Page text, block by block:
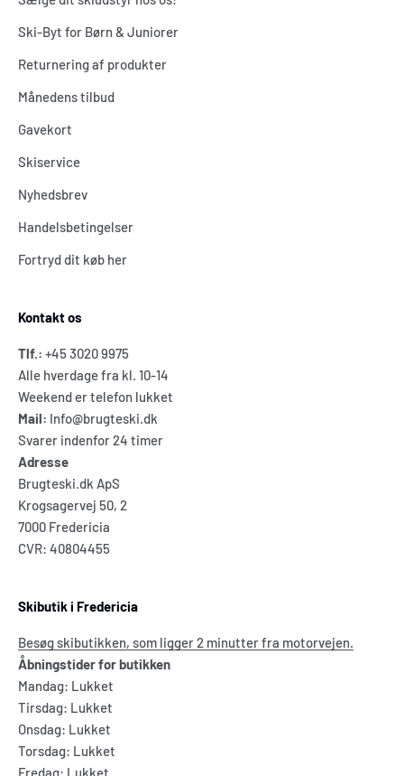
Ski-Byt for Børn & Juniorer
Returnering af produkter
Månedens tilbud
Gavekort
Skiservice
Nyhedsbrev
Handelsbetingelser
Fortryd dit køb her
Kontakt os
Tlf.: +45 3020 9975
Alle hverdage fra kl. 10-14
Weekend er telefon lukket
Mail: Info@brugteski.dk
Svarer indenfor 24 timer
Adresse
Brugteski.dk ApS
Krogsagervej 50, 2
7000 Fredericia
CVR: 40804455
Skibutik i Fredericia
Besøg skibutikken, som ligger 2 minutter fra motorvejen.
Åbningstider for butikken
Mandag: Lukket
Tirsdag: Lukket
Onsdag: Lukket
Torsdag: Lukket